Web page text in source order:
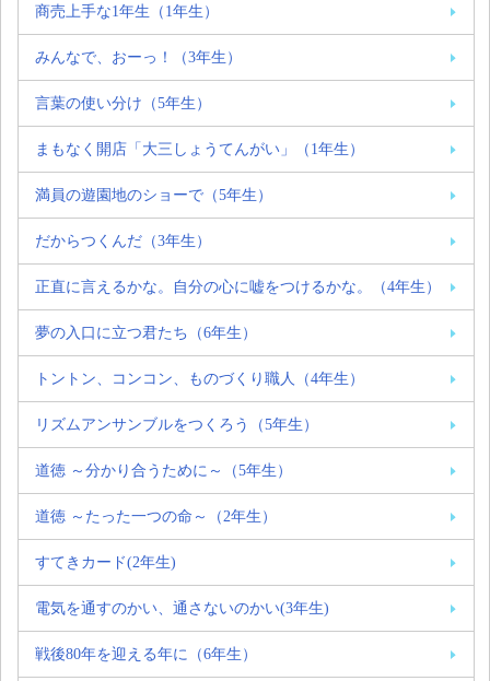
商売上手な1年生（1年生）
みんなで、おーっ！（3年生）
言葉の使い分け（5年生）
まもなく開店「大三しょうてんがい」（1年生）
満員の遊園地のショーで（5年生）
だからつくんだ（3年生）
正直に言えるかな。自分の心に嘘をつけるかな。（4年生）
夢の入口に立つ君たち（6年生）
トントン、コンコン、ものづくり職人（4年生）
リズムアンサンブルをつくろう（5年生）
道徳 ～分かり合うために～（5年生）
道徳 ～たった一つの命～（2年生）
すてきカード(2年生)
電気を通すのかい、通さないのかい(3年生)
戦後80年を迎える年に（6年生）